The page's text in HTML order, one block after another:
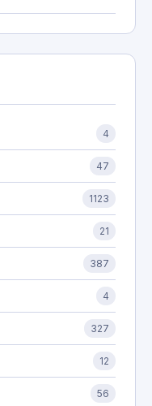
4
47
1123
21
387
4
327
12
56